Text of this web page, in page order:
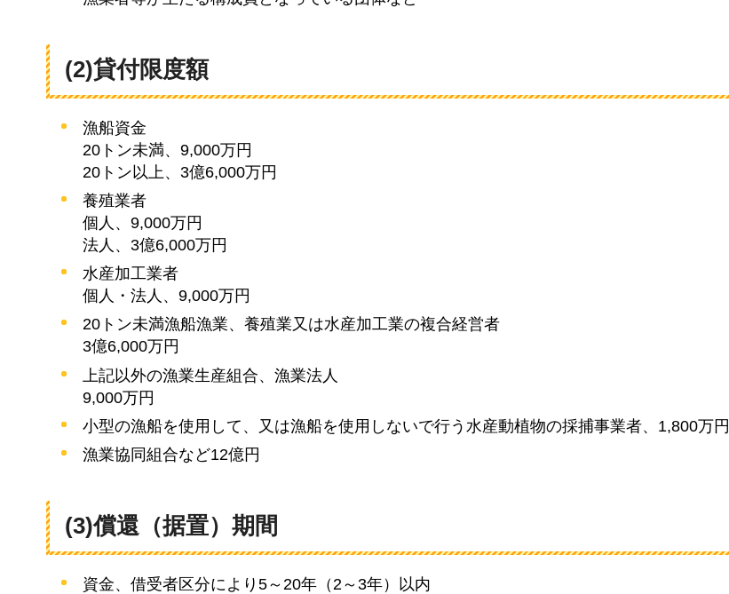
(2)貸付限度額
漁船資金
20トン未満、9,000万円
20トン以上、3億6,000万円
養殖業者
個人、9,000万円
法人、3億6,000万円
水産加工業者
個人・法人、9,000万円
20トン未満漁船漁業、養殖業又は水産加工業の複合経営者
3億6,000万円
上記以外の漁業生産組合、漁業法人
9,000万円
小型の漁船を使用して、又は漁船を使用しないで行う水産動植物の採捕事業者、1,800万円
漁業協同組合など12億円
(3)償還（据置）期間
資金、借受者区分により5～20年（2～3年）以内